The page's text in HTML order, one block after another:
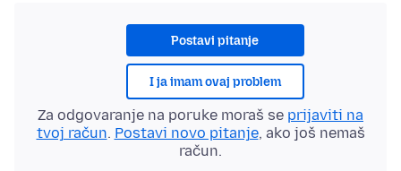
Postavi pitanje
I ja imam ovaj problem
Za odgovaranje na poruke moraš se prijaviti na
tvoj račun. Postavi novo pitanje, ako još nemaš
račun.